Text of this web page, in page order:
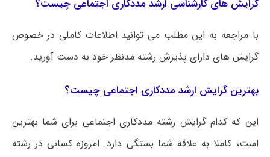
گرایش های کارشناسی ارشد مددکاری اجتماعی چیست؟
با مراجعه به این مطلب می‌ توانید اطلاعات کاملی در خصوص
گرایش های دارای پذیرش رشته مدنظر خود به دست آورید.
بهترین گرایش ارشد مددکاری اجتماعی چیست؟
این که کدام گرایش رشته مددکاری اجتماعی برای شما بهترین
است، کاملا به علاقه شما بستگی دارد. امروزه کسانی در رشته